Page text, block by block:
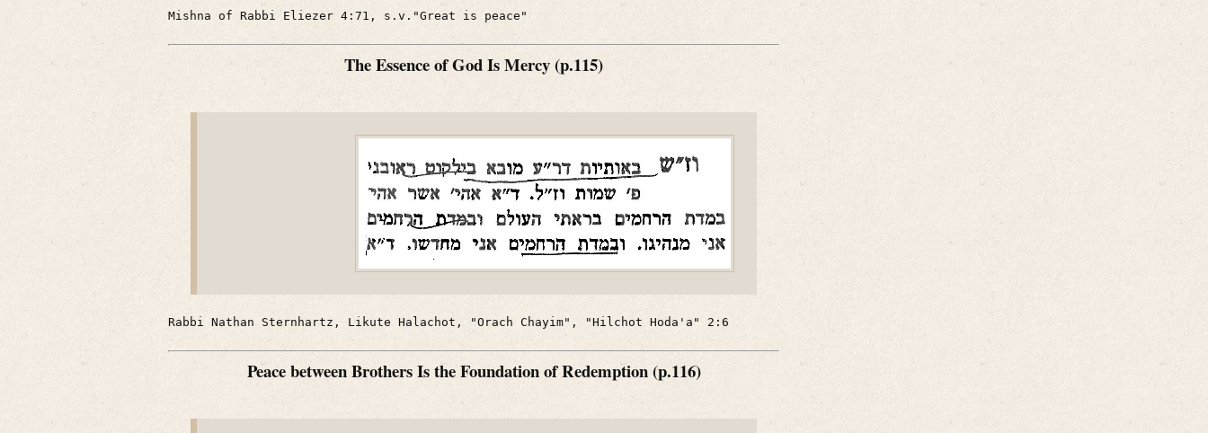
Mishna of Rabbi Eliezer 4:71, s.v."Great is peace"
The Essence of God Is Mercy (p.115)
Rabbi Nathan Sternhartz, Likute Halachot, "Orach Chayim", "Hilchot Hoda'a" 2:6
Peace between Brothers Is the Foundation of Redemption (p.116)